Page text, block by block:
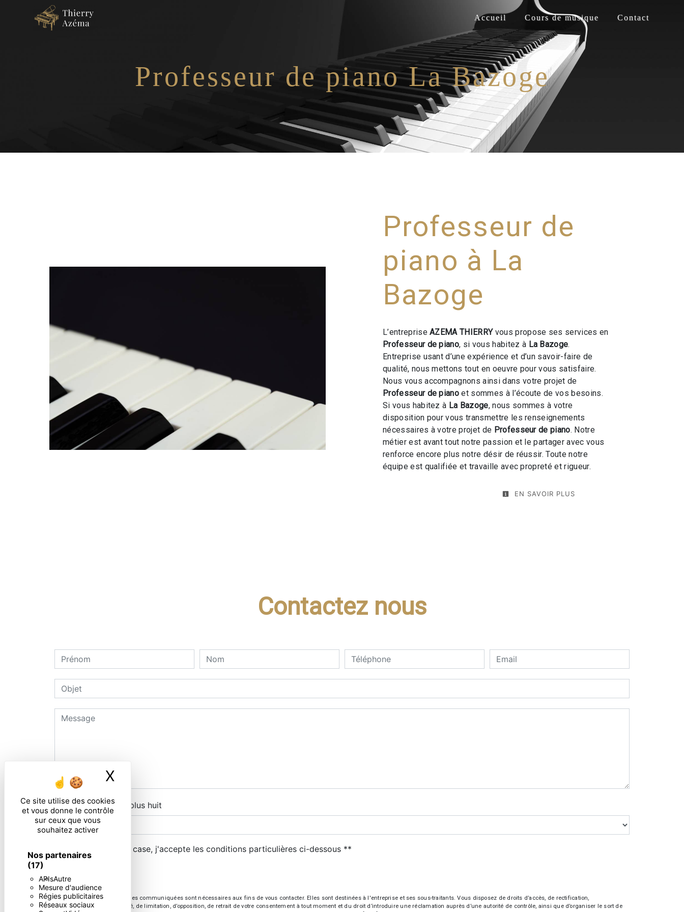
Panneau de gestion des cookies
Ce site utilise des cookies
et vous donne le contrôle
sur ceux que vous
souhaitez activer
Nos partenaires
(17)
APIsAutre
Mesure d'audience
Régies publicitaires
Réseaux sociaux
X
Accueil Cours de musique Contact
Professeur de piano La Bazoge
Professeur de
piano à La
Bazoge
L’entrepriseAZEMA THIERRYvous propose ses services en
Professeur de piano, si vous habitez à La Bazoge.
Entreprise usant d’une expérience et d’un savoir-faire de
qualité, nous mettons tout en oeuvre pour vous satisfaire.
Nous vous accompagnons ainsi dans votre projet de
Professeur de piano et sommes à l’écoute de vos besoins.
Si vous habitez à La Bazoge, nous sommes à votre
disposition pour vous transmettre les renseignements
nécessaires à votre projet de Professeur de piano. Notre
métier est avant tout notre passion et le partager avec vous
renforce encore plus notre désir de réussir. Toute notre
équipe est qualifiée et travaille avec propreté et rigueur.
EN SAVOIR PLUS
Contactez nous
Combien font sept plus huit
En cochant cette case, j'accepte les conditions particulières ci-dessous **
** Les données personnelles communiquées sont nécessaires aux fins de vous contacter. Elles sont destinées à l'entreprise et ses sous-traitants. Vous disposez de droits d’accès, de rectification,
d’effacement, de portabilité, de limitation, d’opposition, de retrait de votre consentement à tout moment et du droit d’introduire une réclamation auprès d’une autorité de contrôle, ainsi que d’organiser le sort de